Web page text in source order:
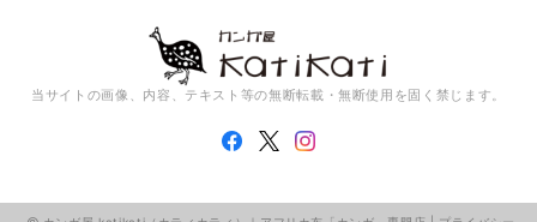
当サイトの画像、内容、テキスト等の無断転載・無断使用を固く禁じます。